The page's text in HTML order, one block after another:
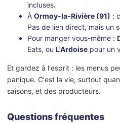
incluses.
À Ormoy-la-Rivière (91) :
Pas de lien direct, mais un
Pour manger vous-même :
Eats, ou L'Ardoise pour un
Et gardez à l'esprit : les menus
panique. C'est la vie, surtout
saisons, et des producteurs.
Questions fréquentes